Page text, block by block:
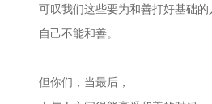
可叹我们这些要为和善打好基础的
自己不能和善。
但你们，当最后，